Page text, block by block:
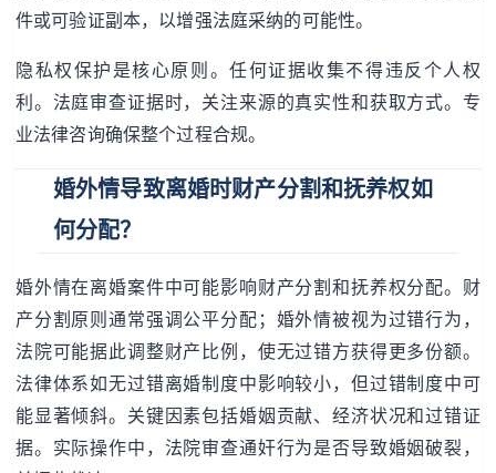
件或可验证副本，以增强法庭采纳的可能性。
隐私权保护是核心原则。任何证据收集不得违反个人权
利。法庭审查证据时，关注来源的真实性和获取方式。专
业法律咨询确保整个过程合规。
婚外情导致离婚时财产分割和抚养权如
何分配？
婚外情在离婚案件中可能影响财产分割和抚养权分配。财
产分割原则通常强调公平分配；婚外情被视为过错行为，
法院可能据此调整财产比例，使无过错方获得更多份额。
法律体系如无过错离婚制度中影响较小，但过错制度中可
能显著倾斜。关键因素包括婚姻贡献、经济状况和过错证
据。实际操作中，法院审查通奸行为是否导致婚姻破裂，